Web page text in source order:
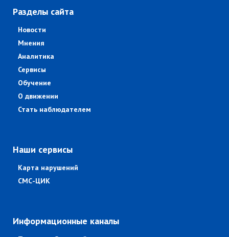
Разделы сайта
Новости
Мнения
Аналитика
Сервисы
Обучение
О движении
Стать наблюдателем
Наши сервисы
Карта нарушений
СМС-ЦИК
Информационные каналы